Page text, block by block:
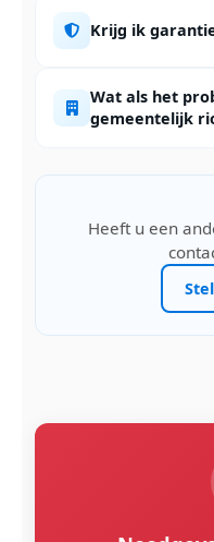
Krijg ik
Wat als het
gemeentelijk
Heeft u een